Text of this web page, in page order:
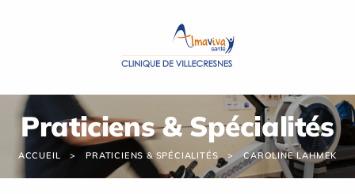
Praticiens & Spécialités
ACCUEIL PRATICIENS & SPÉCIALITÉS CAROLINE LAHMEK